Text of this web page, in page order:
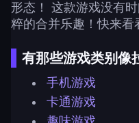
形态！ 这款游戏没有
粹的合并乐趣！快来看
有那些游戏类别像
手机游戏
卡通游戏